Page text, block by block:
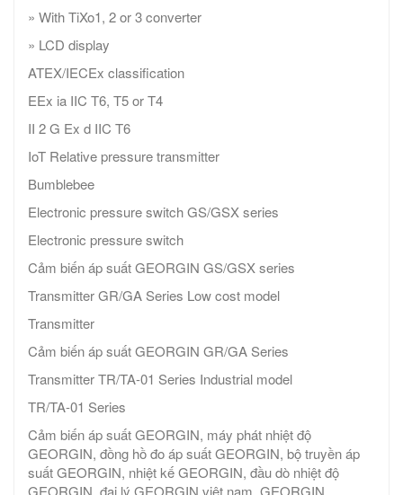
» With TiXo1, 2 or 3 converter
» LCD display
ATEX/IECEx classification
EEx ia IIC T6, T5 or T4
II 2 G Ex d IIC T6
IoT Relative pressure transmitter
Bumblebee
Electronic pressure switch GS/GSX series
Electronic pressure switch
Cảm biến áp suất GEORGIN GS/GSX series
Transmitter GR/GA Series Low cost model
Transmitter
Cảm biến áp suất GEORGIN GR/GA Series
Transmitter TR/TA-01 Series Industrial model
TR/TA-01 Series
Cảm biến áp suất GEORGIN, máy phát nhiệt độ
GEORGIN, đồng hồ đo áp suất GEORGIN, bộ truyền áp
suất GEORGIN, nhiệt kế GEORGIN, đầu dò nhiệt độ
GEORGIN, đại lý GEORGIN việt nam, GEORGIN